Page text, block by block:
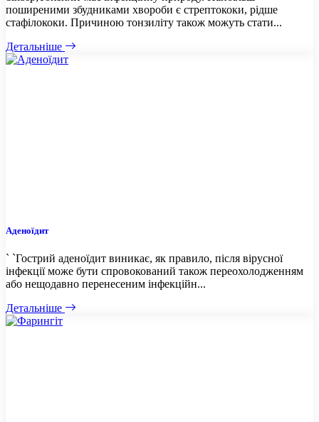
поширеними збудниками хвороби є стрептококи, рідше
стафілококи. Причиною тонзиліту також можуть стати...
Детальніше
Аденоїдит
` `Гострий аденоїдит виникає, як правило, після вірусної
інфекції може бути спровокований також переохолодженням
або нещодавно перенесеним інфекційн...
Детальніше